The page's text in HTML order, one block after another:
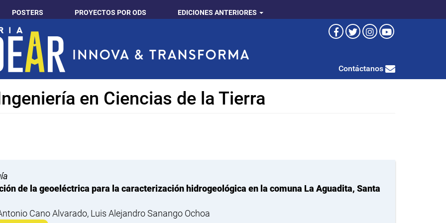
POSTERS PROYECTOS POR ODS EDICIONES ANTERIORES
Contáctanos
en Ciencias de la Tierra
de la geoeléctrica para la caracterización hidrogeológica en la comuna La Aguadita, Santa
Cano Alvarado, Luis Alejandro Sanango Ochoa